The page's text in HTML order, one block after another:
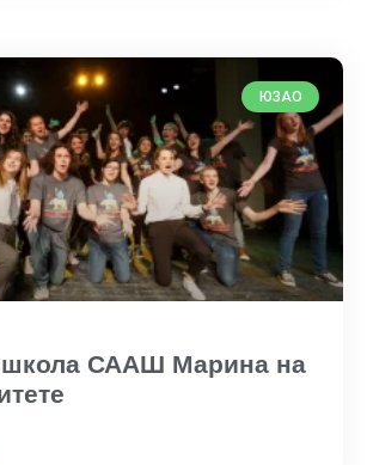
ЮЗАО
школа СААШ Марина на